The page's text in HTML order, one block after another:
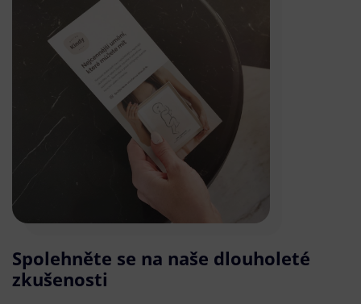
Spolehněte se na naše dlouholeté
zkušenosti